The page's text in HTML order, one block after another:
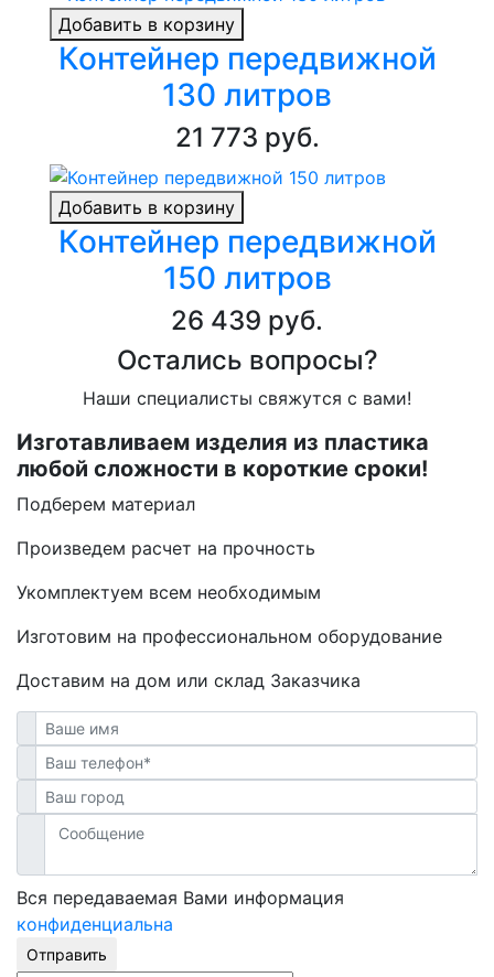
Добавить в корзину
Контейнер передвижной
130 литров
21 773 руб.
Добавить в корзину
Контейнер передвижной
150 литров
26 439 руб.
Остались вопросы?
Наши специалисты свяжутся с вами!
Изготавливаем изделия из пластика
любой сложности в короткие сроки!
Подберем материал
Произведем расчет на прочность
Укомплектуем всем необходимым
Изготовим на профессиональном оборудование
Доставим на дом или склад Заказчика
Вся передаваемая Вами информация
конфиденциальна
Отправить